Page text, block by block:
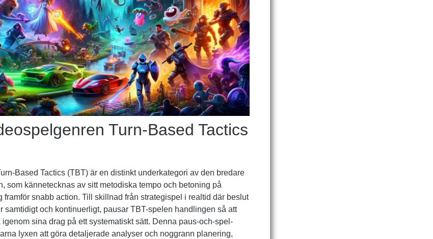
Turn-Based Tactics
Based Tactics (TBT) är en distinkt underkategori av den bredare
som kännetecknas av sitt metodiska tempo och betoning på
framför snabb action. Till skillnad från strategispel i realtid där beslut
samtidigt och kontinuerligt, pausar TBT-spelen handlingen så att
sina drag på ett systematiskt sätt. Denna paus-och-spel-
lyxen att göra detaljerade analyser och noggrann planering,